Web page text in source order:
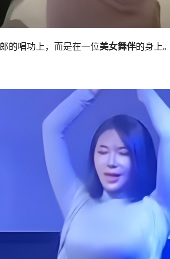
的唱功上，而是在一位美女舞伴的身上。